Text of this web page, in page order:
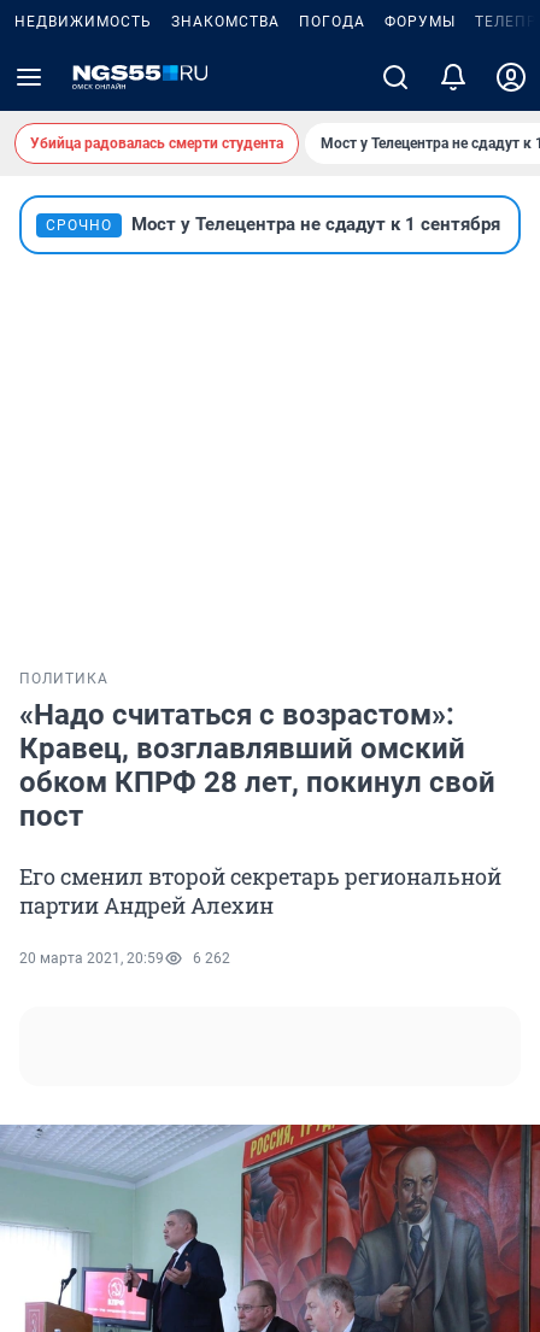
НЕДВИЖИМОСТЬ ЗНАКОМСТВА ПОГОДА ФОРУМЫ
Убийца радовалась смерти студента Мост у Телецентра не сдадут к
СРОЧНО Мост у Телецентра не сдадут к 1 сентября
ПОЛИТИКА
«Надо считаться с возрастом»:
Кравец, возглавлявший омский
обком КПРФ 28 лет, покинул свой
пост
Его сменил второй секретарь региональной
партии Андрей Алехин
20 марта 2021, 20:59 6 262